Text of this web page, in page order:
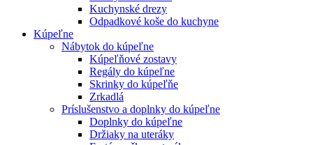
Kuchynské drezy
Odpadkové koše do kuchyne
Kúpeľne
Nábytok do kúpeľne
Kúpeľňové zostavy
Regály do kúpeľne
Skrinky do kúpeľňe
Zrkadlá
Príslušenstvo a doplnky do kúpeľne
Doplnky do kúpeľne
Držiaky na uteráky